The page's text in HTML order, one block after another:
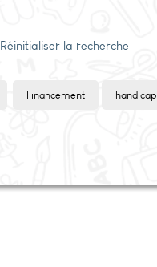
Réinitialiser la recherche
Financement handicap